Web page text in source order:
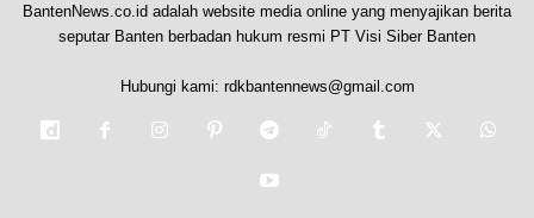
BantenNews.co.id adalah website media online yang menyajikan berita
seputar Banten berbadan hukum resmi PT Visi Siber Banten
Hubungi kami: rdkbantennews@gmail.com